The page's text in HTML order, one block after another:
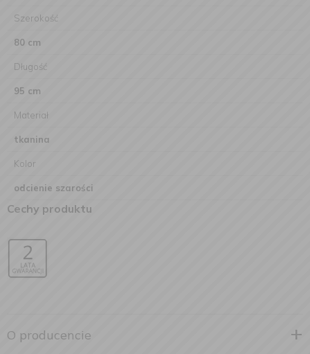
Szerokość
80 cm
Długość
95 cm
Materiał
tkanina
Kolor
odcienie szarości
Cechy produktu
O producencie